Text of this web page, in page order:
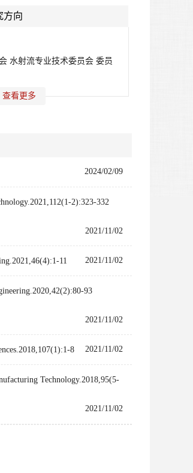
方向
水射流专业技术委员会 委员
查看更多
2024/02/09
2):323-332
2021/11/02
11 2021/11/02
93
2021/11/02
8 2021/11/02
Technology.2018,95(5-
2021/11/02